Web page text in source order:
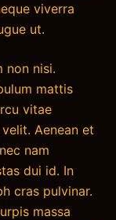
viverra
ut.
non nisi.
mattis
vitae
Aenean et
nam
dui id. In
cras pulvinar.
massa